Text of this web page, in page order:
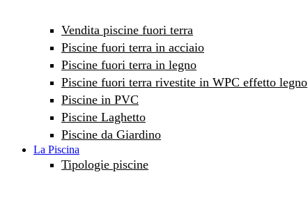
Vendita piscine fuori terra
Piscine fuori terra in acciaio
Piscine fuori terra in legno
Piscine fuori terra rivestite in WPC effetto legno
Piscine in PVC
Piscine Laghetto
Piscine da Giardino
La Piscina
Tipologie piscine